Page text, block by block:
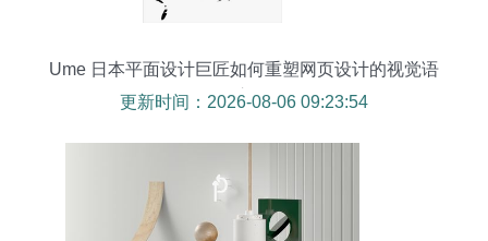
Ume 日本平面设计巨匠如何重塑网页设计的视觉语
言
更新时间：2026-08-06 09:23:54